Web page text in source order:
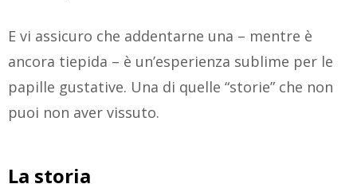
E vi assicuro che addentarne una – mentre è
ancora tiepida – è un’esperienza sublime per le
papille gustative. Una di quelle “storie” che non
puoi non aver vissuto.
La storia